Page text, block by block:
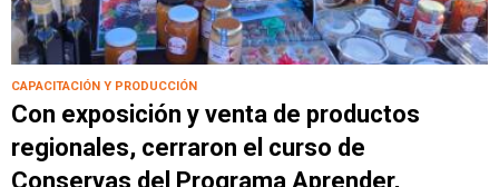
CAPACITACIÓN Y PRODUCCIÓN
Con exposición y venta de productos
regionales, cerraron el curso de
Conservas del Programa Aprender,